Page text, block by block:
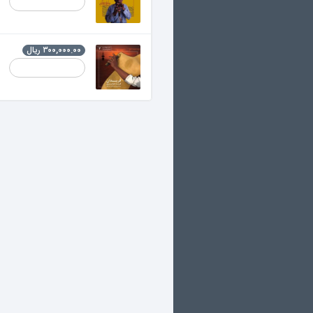
۳۰۰,۰۰۰.۰۰ ریال
فریدان
فرید جزایری